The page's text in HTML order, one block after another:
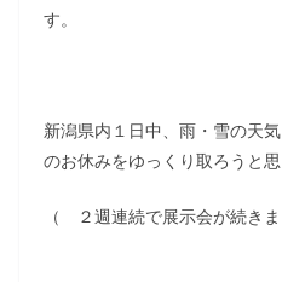
す。
新潟県内１日中、雨・雪の天
のお休みをゆっくり取ろうと思
（ ２週連続で展示会が続き